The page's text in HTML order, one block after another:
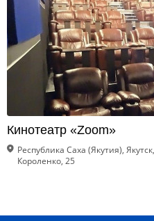
Кинотеатр «Zoom»
Республика Саха (Якутия),
Короленко, 25